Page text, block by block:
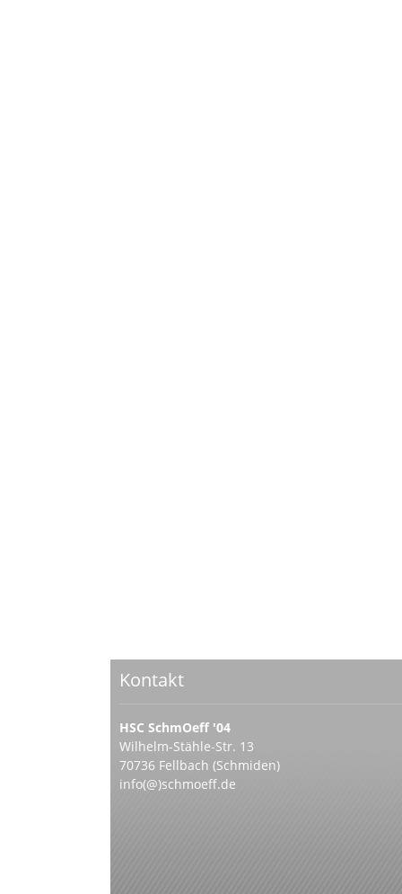
Kontakt
HSC SchmOeff '04
Wilhelm-Stähle-Str. 13
70736 Fellbach (Schmiden)
info(@)schmoeff.de